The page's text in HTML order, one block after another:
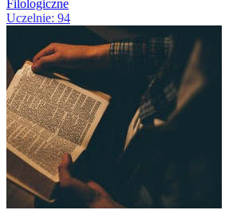
Filologiczne
Uczelnie: 94